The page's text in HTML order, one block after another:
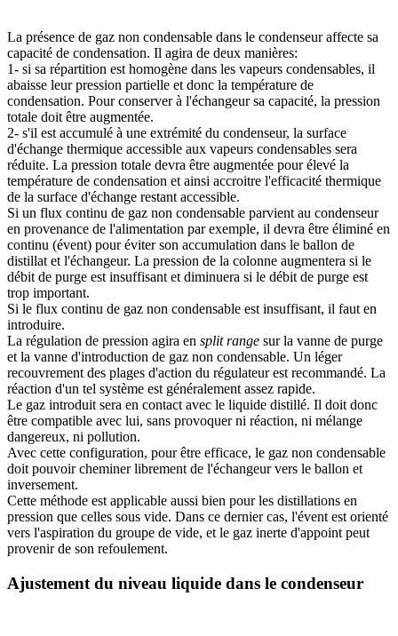
La présence de gaz non condensable dans le condenseur affecte sa
capacité de condensation. Il agira de deux manières:
1- si sa répartition est homogène dans les vapeurs condensables, il
abaisse leur pression partielle et donc la température de
condensation. Pour conserver à l'échangeur sa capacité, la pression
totale doit être augmentée.
2- s'il est accumulé à une extrémité du condenseur, la surface
d'échange thermique accessible aux vapeurs condensables sera
réduite. La pression totale devra être augmentée pour élevé la
température de condensation et ainsi accroitre l'efficacité thermique
de la surface d'échange restant accessible.
Si un flux continu de gaz non condensable parvient au condenseur
en provenance de l'alimentation par exemple, il devra être éliminé en
continu (évent) pour éviter son accumulation dans le ballon de
distillat et l'échangeur. La pression de la colonne augmentera si le
débit de purge est insuffisant et diminuera si le débit de purge est
trop important.
Si le flux continu de gaz non condensable est insuffisant, il faut en
introduire.
La régulation de pression agira en split range sur la vanne de purge
et la vanne d'introduction de gaz non condensable. Un léger
recouvrement des plages d'action du régulateur est recommandé. La
réaction d'un tel système est généralement assez rapide.
Le gaz introduit sera en contact avec le liquide distillé. Il doit donc
être compatible avec lui, sans provoquer ni réaction, ni mélange
dangereux, ni pollution.
Avec cette configuration, pour être efficace, le gaz non condensable
doit pouvoir cheminer librement de l'échangeur vers le ballon et
inversement.
Cette méthode est applicable aussi bien pour les distillations en
pression que celles sous vide. Dans ce dernier cas, l'évent est orienté
vers l'aspiration du groupe de vide, et le gaz inerte d'appoint peut
provenir de son refoulement.
Ajustement du niveau liquide dans le condenseur